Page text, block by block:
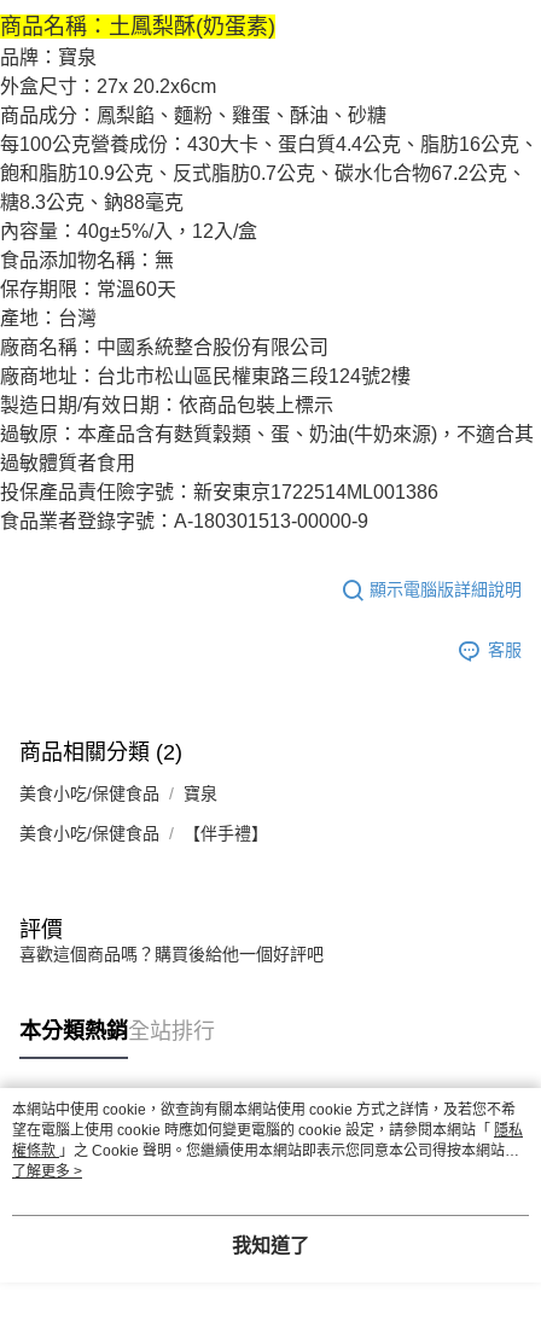
商品名稱：土鳳梨酥(奶蛋素)
品牌：寶泉
外盒尺寸：27x 20.2x6cm
商品成分：鳳梨餡、麵粉、雞蛋、酥油、砂糖
每100公克營養成份：430大卡、蛋白質4.4公克、脂肪16公克、
飽和脂肪10.9公克、反式脂肪0.7公克、碳水化合物67.2公克、
糖8.3公克、鈉88毫克
內容量：40g±5%/入，12入/盒
食品添加物名稱：無
保存期限：常溫60天
產地：台灣
廠商名稱：中國系統整合股份有限公司
廠商地址：台北市松山區民權東路三段124號2樓
製造日期/有效日期：依商品包裝上標示
過敏原：本產品含有麩質穀類、蛋、奶油(牛奶來源)，不適合其
過敏體質者食用
投保產品責任險字號：新安東京1722514ML001386
食品業者登錄字號：A-180301513-00000-9
顯示電腦版詳細說明
客服
商品相關分類 (2)
美食小吃/保健食品 寶泉
美食小吃/保健食品 【伴手禮】
評價
喜歡這個商品嗎？購買後給他一個好評吧
本分類熱銷全站排行
熱門標籤
本網站中使用 cookie，欲查詢有關本網站使用 cookie 方式之詳情，及若您不希
望在電腦上使用 cookie 時應如何變更電腦的 cookie 設定，請參閱本網站「 隱私
權條款 」之 Cookie 聲明。您繼續使用本網站即表示您同意本公司得按本網站使
用條款之 Cookie 聲明使用 cookie。
了解更多 >
我知道了